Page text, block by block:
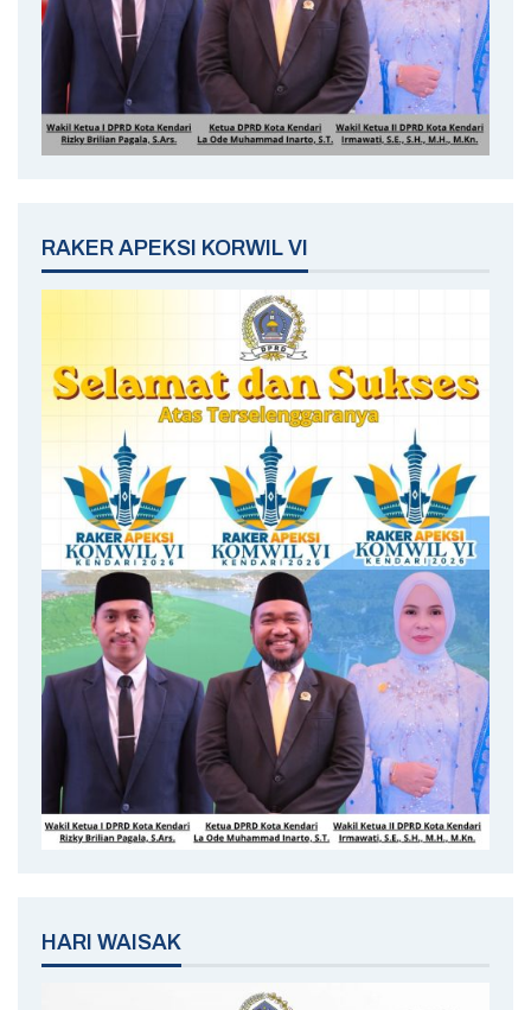
RAKER APEKSI KORWIL VI
HARI WAISAK